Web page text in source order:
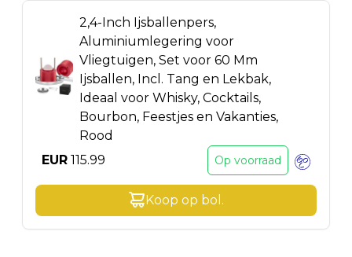
2,4-Inch Ijsballenpers,
Aluminiumlegering voor
Vliegtuigen, Set voor 60 Mm
Ijsballen, Incl. Tang en Lekbak,
Ideaal voor Whisky, Cocktails,
Bourbon, Feestjes en Vakanties,
Rood
EUR 115.99 Op voorraad
Koop op bol .